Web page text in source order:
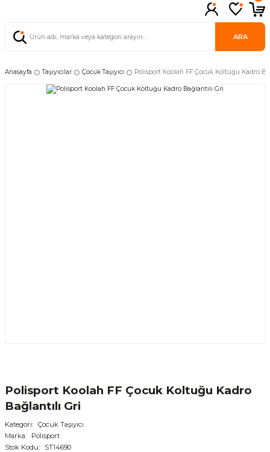
ARA
Anasayfa Taşıyıcılar Çocuk Taşıyıcı Polisport Koolah FF Çocuk Koltuğu Kadro
Polisport Koolah FF Çocuk Koltuğu Kadro
Bağlantılı Gri
Kategori
Çocuk Taşıyıcı
Marka
Polisport
Stok Kodu
ST14690